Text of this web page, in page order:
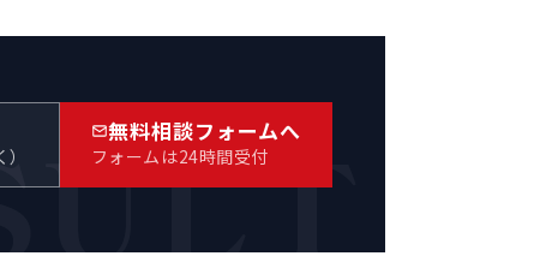
無料相談フォームへ
フォームは24時間受付